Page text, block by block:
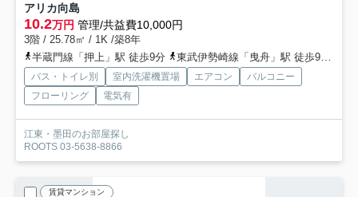
アリカ向島
10.2万円 管理/共益費10,000円
3階 / 25.78㎡ / 1K /築8年
半蔵門線「押上」駅 徒歩9分
東武伊勢崎線「曳舟」駅 徒歩9分
バス・トイレ別 室内洗濯機置場 エアコン
バルコニー
フローリング
電気有
江東・墨田のお部屋探し
ROOTS 03-5638-8866
賃貸マンション